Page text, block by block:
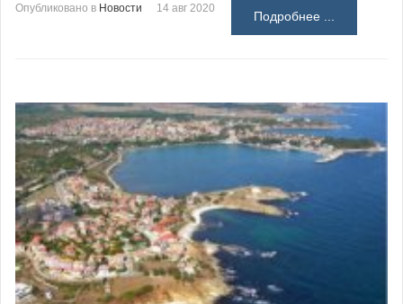
Опубликовано в Новости 14 авг 2020
Подробнее ...